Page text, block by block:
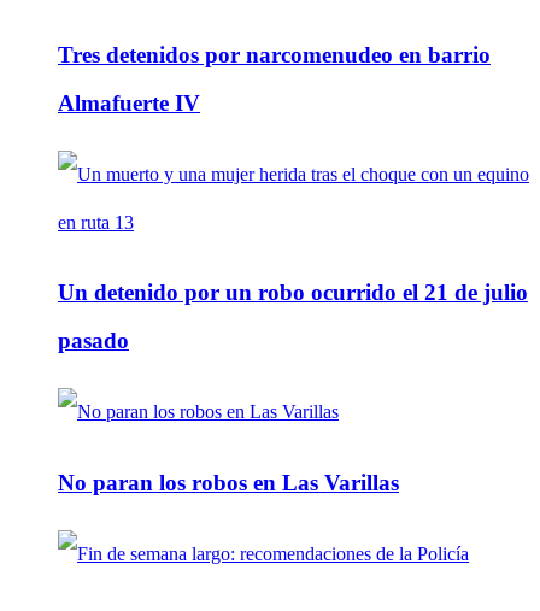
Tres detenidos por narcomenudeo en barrio
Almafuerte IV
Un detenido por un robo ocurrido el 21 de julio
pasado
No paran los robos en Las Varillas